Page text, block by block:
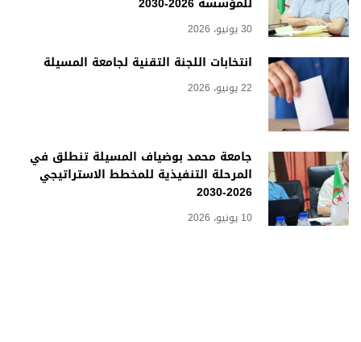
30 يونيو، 2026
انتخابات اللجنة التقنية لجامعة المسيلة
22 يونيو، 2026
جامعة محمد بوضياف المسيلة تنطلق في
المرحلة التنفيذية للمخطط الاستراتيجي
2026-2030
10 يونيو، 2026